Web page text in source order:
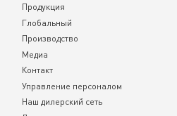
Продукция
Глобальный
Производство
Медиа
Контакт
Управление персоналом
Наш дилерский сеть